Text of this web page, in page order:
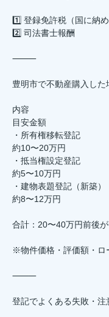
1️⃣ 登録免許税（国に納め
2️⃣ 司法書士報酬
⸻
豊明市で不動産購入した
内容
目安金額
・所有権移転登記
約10〜20万円
・抵当権設定登記
約5〜10万円
・建物表題登記（新築）
約8〜12万円
合計：20〜40万円前後が
※物件価格・評価額・ロ
⸻
登記でよくある失敗・注